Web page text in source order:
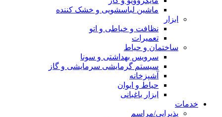
ماشین لباسشویی و خشک کننده
ابزار
نظافت و خیاطی و اتو
تعمیرات
ساختمان و حیاط
سرویس بهداشتی و سونا
سیستم گرمایشی سرمایشی و گاز
آشپزخانه
حیاط و ایوان
ابزار باغبانی
خدمات
پذیرایی/مراسم